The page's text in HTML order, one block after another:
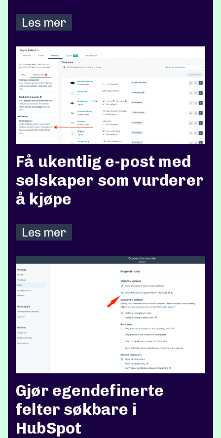
Les mer
Få ukentlig e-post med
selskaper som vurderer
å kjøpe
Les mer
Gjør egendefinerte
felter søkbare i
HubSpot